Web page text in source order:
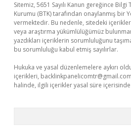
Sitemiz, 5651 Sayılı Kanun gereğince
Kurumu (BTK) tarafından onaylanmış bir
vermektedir. Bu nedenle, sitedeki
veya araştırma yükümlülüğümüz
yazdıkları içeriklerin sorumluluğunu
bu sorumluluğu kabul etmiş sayılırlar.
Hukuka ve yasal düzenlemelere aykırı
içerikleri, backlinkpanelicomtr@gmail.com
halinde, ilgili içerikler yasal süre içerisinde